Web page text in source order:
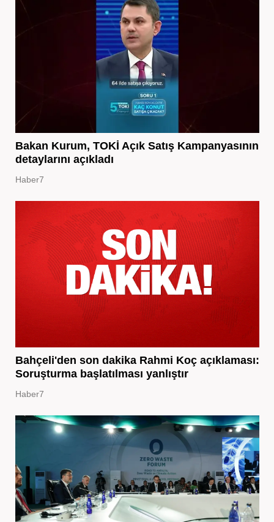
Bakan Kurum, TOKİ Açık Satış Kampanyasının
detaylarını açıkladı
Haber7
Bahçeli'den son dakika Rahmi Koç açıklaması:
Soruşturma başlatılması yanlıştır
Haber7